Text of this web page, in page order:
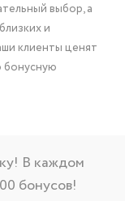
выбор, а
и
клиенты ценят
бонусную
В каждом
бонусов!